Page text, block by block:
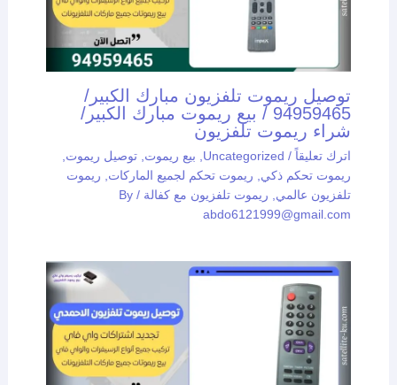
توصيل ريموت تلفزيون مبارك الكبير/
94959465 / بيع ريموت مبارك الكبير/
شراء ريموت تلفزيون
اترك تعليقاً /
Uncategorized بيع ريموت توصيل ريموت
ريموت تحكم ذكي
ريموت تحكم لجميع الماركات
ريموت
تلفزيون عالمي
ريموت تلفزيون مع كفالة / By
abdo6121999@gmail.com